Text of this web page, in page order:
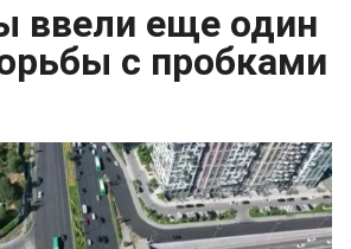
ввели еще один
с пробками